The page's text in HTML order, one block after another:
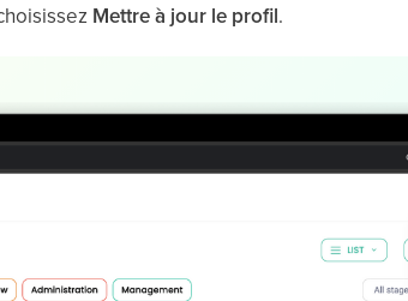
Mettre à jour le profil.